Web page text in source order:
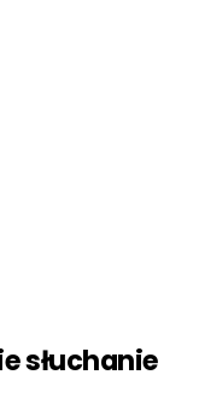
słuchanie